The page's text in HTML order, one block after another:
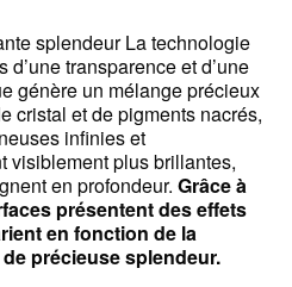
splendeur La technologie
transparence et d’une
génère un mélange précieux
cristal et de pigments nacrés,
infinies et
visiblement plus brillantes,
en profondeur. Grâce à
présentent des effets
en fonction de la
précieuse splendeur.